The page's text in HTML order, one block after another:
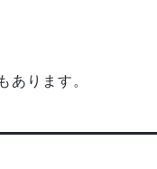
あります。